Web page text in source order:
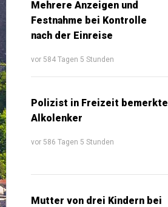
Mehrere Anzeigen und
Festnahme bei Kontrolle
nach der Einreise
vor 584 Tagen 5 Stunden
Polizist in Freizeit bemerkte
Alkolenker
vor 586 Tagen 5 Stunden
Mutter von drei Kindern bei